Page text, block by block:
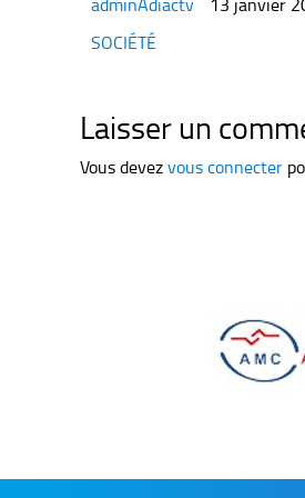
Categories
SOCIÉTÉ
Laisser un
Vous devezvous connecter